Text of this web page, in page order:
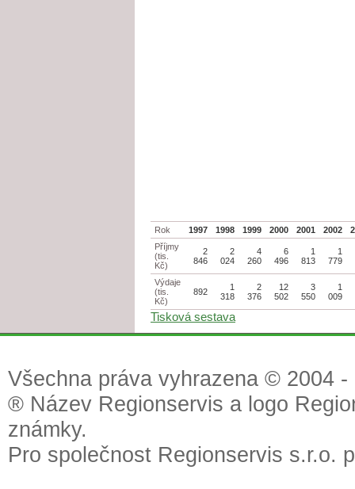
Rok 1997 1998 1999 2000 2001 2002
Příjmy
(tis.
Kč)
2
846
2
024
4
260
6
496
1
813
1
779
Výdaje
(tis.
Kč)
892
1
318
2
376
12
502
3
550
1
009
Tisková sestava
Všechna práva vyhrazena © 2004
® Název Regionservis a logo
známky.
Pro společnost Regionservis s.r.o.